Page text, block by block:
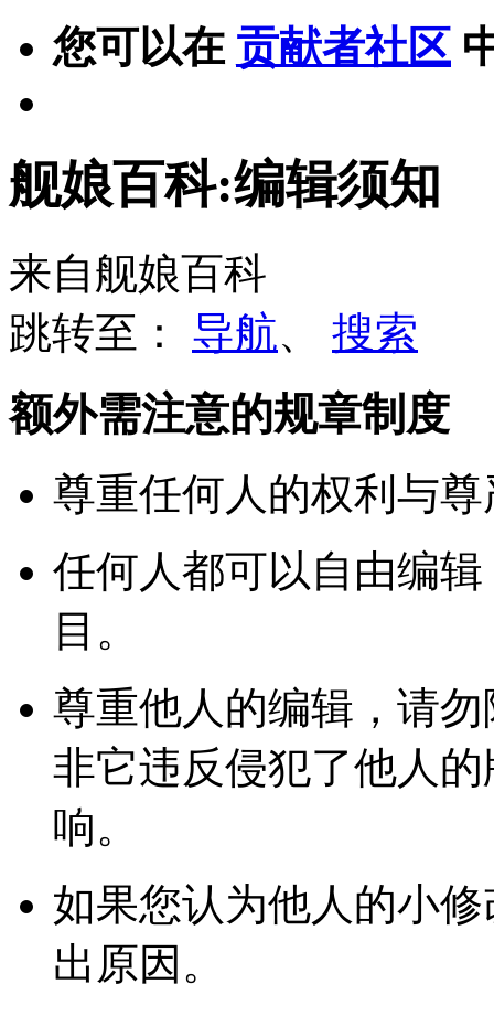
您可以在 贡献者社区
舰娘百科:编辑须知
来自舰娘百科
跳转至： 导航、 搜索
额外需注意的规章制度
尊重任何人的权利与尊
任何人都可以自由编
目。
尊重他人的编辑，请
非它违反侵犯了他人
响。
如果您认为他人的小
出原因。